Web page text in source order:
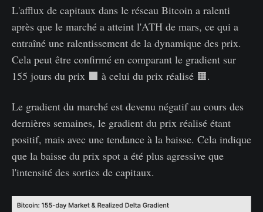
L'afflux de capitaux dans le réseau Bitcoin a ralenti
après que le marché a atteint l'ATH de mars, ce qui a
entraîné une ralentissement de la dynamique des prix.
Cela peut être confirmé en comparant le gradient sur
155 jours du prix ⬛ à celui du prix réalisé 🟧.
Le gradient du marché est devenu négatif au cours des
dernières semaines, le gradient du prix réalisé étant
positif, mais avec une tendance à la baisse. Cela indique
que la baisse du prix spot a été plus agressive que
l'intensité des sorties de capitaux.